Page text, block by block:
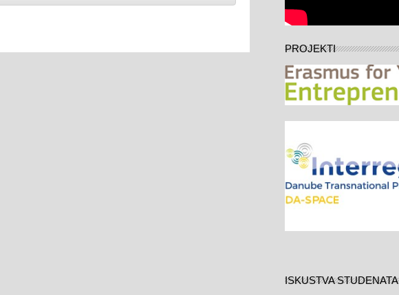
PROJEKTI
ISKUSTVA STUDENATA